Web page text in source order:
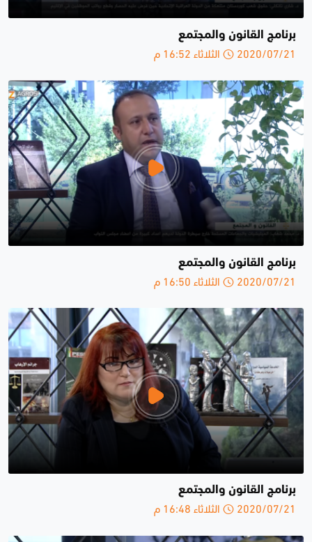
برنامج القانون والمجتمع
2020/07/21 الثلاثاء 16:52 م
برنامج القانون والمجتمع
2020/07/21 الثلاثاء 16:50 م
برنامج القانون والمجتمع
2020/07/21 الثلاثاء 16:48 م